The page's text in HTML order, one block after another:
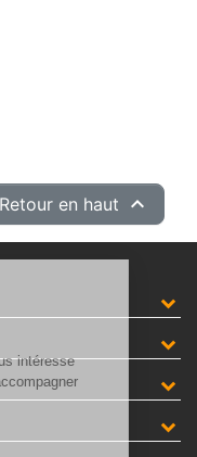
Retour en haut 
vous intéresse
accompagner